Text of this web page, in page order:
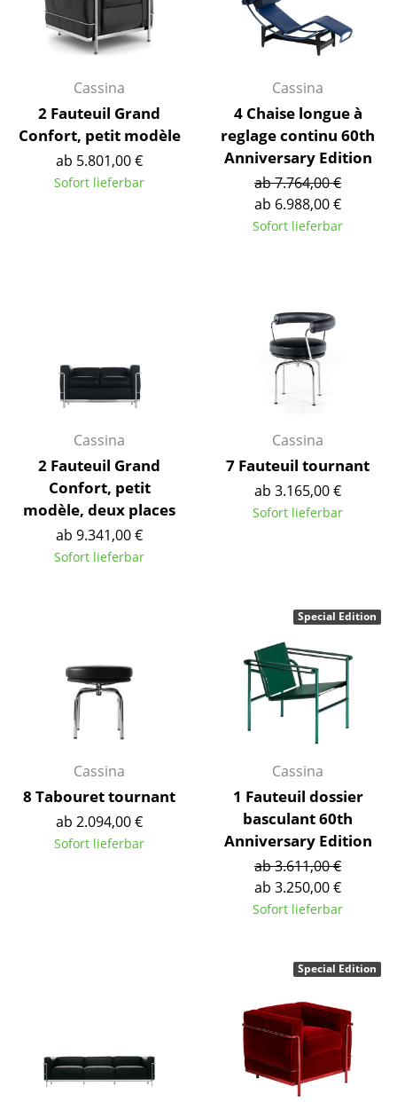
Konferenztische
Stehtische & Stehpulte
Kindertische
Gartentische
Servierwagen
Wandregale
TV Möbel
Beistell- & Rollcontainer
Barmöbel
Garderoben
... alle Aufbewahrungsmöbel
Hängeleuchten & Deckenleuchten
Tischleuchten
Schreibtischleuchten
Stehleuchten & Leseleuchten
Betten
Cassina
2 Fauteuil Grand
Confort, petit modèle
ab 5.801,00 €
Sofort lieferbar
Cassina
4 Chaise longue à
reglage continu 60th
Anniversary Edition
ab 7.764,00 €
ab 6.988,00 €
Sofort lieferbar
Cassina
2 Fauteuil Grand
Confort, petit
modèle, deux places
ab 9.341,00 €
Sofort lieferbar
Cassina
7 Fauteuil tournant
ab 3.165,00 €
Sofort lieferbar
Cassina
8 Tabouret tournant
ab 2.094,00 €
Sofort lieferbar
Cassina
1 Fauteuil dossier
basculant 60th
Anniversary Edition
ab 3.611,00 €
ab 3.250,00 €
Sofort lieferbar
Special Edition
Special Edition